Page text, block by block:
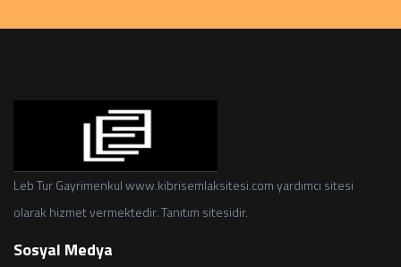
Leb Tur Gayrimenkul www.kibrisemlaksitesi.com yardımcı sitesi
olarak hizmet vermektedir. Tanıtım sitesidir.
Sosyal Medya